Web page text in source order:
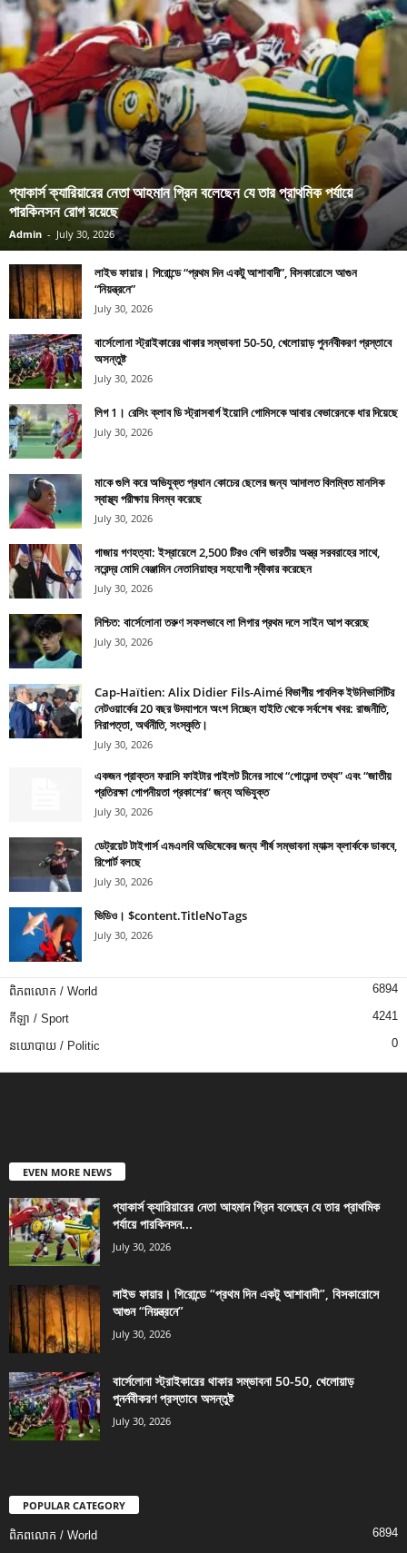
প্যাকার্স ক্যারিয়ারের নেতা আহমান গ্রিন বলেছেন যে তার প্রাথমিক পর্যায়ে
পারকিনসন রোগ রয়েছে
Admin - July 30, 2026
লাইভ ফায়ার। গিরোন্ডে “প্রথম দিন একটু আশাবাদী”, বিসকারোসে আগুন
“নিয়ন্ত্রনে”
July 30, 2026
বার্সেলোনা স্ট্রাইকারের থাকার সম্ভাবনা 50-50, খেলোয়াড় পুনর্নবীকরণ প্রস্তাবে
অসন্তুষ্ট
July 30, 2026
লিগ 1। রেসিং ক্লাব ডি স্ট্রাসবার্গ ইয়োনি গোমিসকে আবার বেভারেনকে ধার দিয়েছে
July 30, 2026
মাকে গুলি করে অভিযুক্ত প্রধান কোচের ছেলের জন্য আদালত বিলম্বিত মানসিক
স্বাস্থ্য পরীক্ষায় বিলম্ব করেছে
July 30, 2026
গাজায় গণহত্যা: ইস্রায়েলে 2,500 টিরও বেশি ভারতীয় অস্ত্র সরবরাহের সাথে,
নরেন্দ্র মোদি বেঞ্জামিন নেতানিয়াহুর সহযোগী স্বীকার করেছেন
July 30, 2026
নিশ্চিত: বার্সেলোনা তরুণ সফলভাবে লা লিগার প্রথম দলে সাইন আপ করেছে
July 30, 2026
Cap-Haïtien: Alix Didier Fils-Aimé বিভাগীয় পাবলিক ইউনিভার্সিটির
নেটওয়ার্কের 20 বছর উদযাপনে অংশ নিচ্ছেন হাইতি থেকে সর্বশেষ খবর: রাজনীতি,
নিরাপত্তা, অর্থনীতি, সংস্কৃতি।
July 30, 2026
একজন প্রাক্তন ফরাসি ফাইটার পাইলট চীনের সাথে “গোয়েন্দা তথ্য” এবং “জাতীয়
প্রতিরক্ষা গোপনীয়তা প্রকাশের” জন্য অভিযুক্ত
July 30, 2026
ডেট্রয়েট টাইগার্স এমএলবি অভিষেকের জন্য শীর্ষ সম্ভাবনা ম্যাক্স ক্লার্ককে ডাকবে,
রিপোর্ট বলছে
July 30, 2026
ভিডিও। $content.TitleNoTags
July 30, 2026
ពិភពលោក / World 6894
កីឡា / Sport 4241
នយោបាយ / Politic 0
EVEN MORE NEWS
প্যাকার্স ক্যারিয়ারের নেতা আহমান গ্রিন বলেছেন যে তার প্রাথমিক
পর্যায়ে পারকিনসন...
July 30, 2026
লাইভ ফায়ার। গিরোন্ডে “প্রথম দিন একটু আশাবাদী”, বিসকারোসে
আগুন “নিয়ন্ত্রনে”
July 30, 2026
বার্সেলোনা স্ট্রাইকারের থাকার সম্ভাবনা 50-50, খেলোয়াড়
পুনর্নবীকরণ প্রস্তাবে অসন্তুষ্ট
July 30, 2026
POPULAR CATEGORY
ពិភពលោក / World 6894